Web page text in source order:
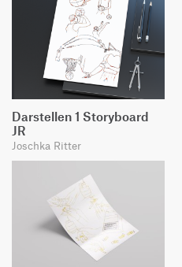
Darstellen 1 Storyboard
JR
Joschka Ritter